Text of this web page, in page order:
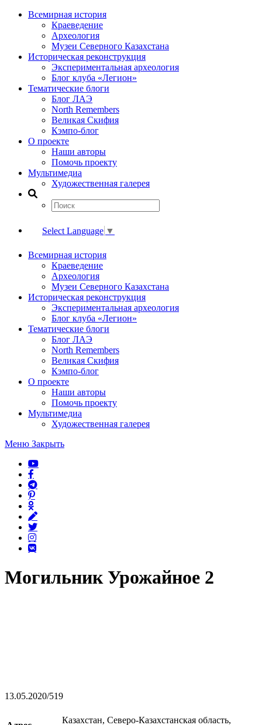
Всемирная история
Краеведение
Археология
Музеи Северного Казахстана
Историческая реконструкция
Экспериментальная археология
Блог клуба «Легион»
Тематические блоги
Блог ЛАЭ
North Remembers
Великая Скифия
Кэмпо-блог
О проекте
Наши авторы
Помочь проекту
Мультимедиа
Художественная галерея
Select Language ▼
Всемирная история
Краеведение
Археология
Музеи Северного Казахстана
Историческая реконструкция
Экспериментальная археология
Блог клуба «Легион»
Тематические блоги
Блог ЛАЭ
North Remembers
Великая Скифия
Кэмпо-блог
О проекте
Наши авторы
Помочь проекту
Мультимедиа
Художественная галерея
Меню Закрыть
Могильник Урожайное 2
13.05.2020/519
Казахстан, Северо-Казахстанская область,